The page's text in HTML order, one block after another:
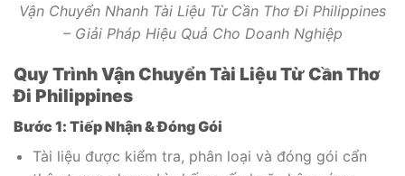
Vận Chuyển Nhanh Tài Liệu Từ Cần Thơ Đi Philippines
– Giải Pháp Hiệu Quả Cho Doanh Nghiệp
Quy Trình Vận Chuyển Tài Liệu Từ Cần Thơ
Đi Philippines
Bước 1: Tiếp Nhận & Đóng Gói
Tài liệu được kiểm tra, phân loại và đóng gói cẩn